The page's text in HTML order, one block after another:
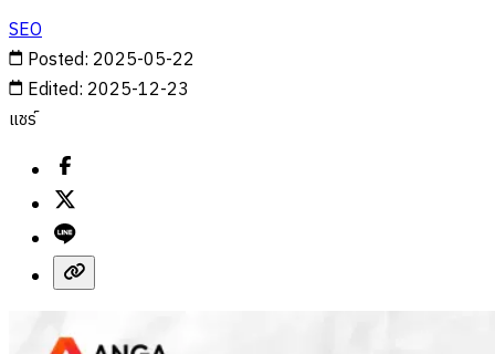
SEO
Posted: 2025-05-22
Edited: 2025-12-23
แชร์